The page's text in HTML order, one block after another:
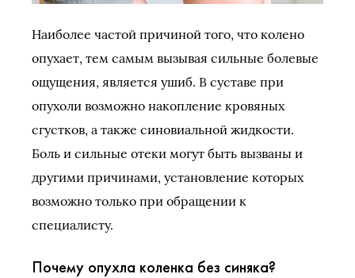
Наиболее частой причиной того, что колено
опухает, тем самым вызывая сильные болевые
ощущения, является ушиб. В суставе при
опухоли возможно накопление кровяных
сгустков, а также синовиальной жидкости.
Боль и сильные отеки могут быть вызваны и
другими причинами, установление которых
возможно только при обращении к
специалисту.
Почему опухла коленка без синяка?